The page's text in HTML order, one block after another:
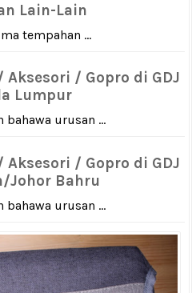
Lain-Lain
tempahan ...
Aksesori / Gopro di GDJ
Lumpur
urusan ...
Aksesori / Gopro di GDJ
Johor Bahru
urusan ...